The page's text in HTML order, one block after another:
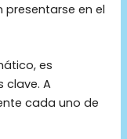
en el
es
clave. A
cada uno de